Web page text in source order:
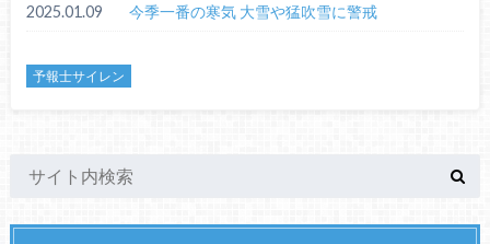
2025.01.09 今季一番の寒気 大雪や猛吹雪に警戒
予報士サイレン